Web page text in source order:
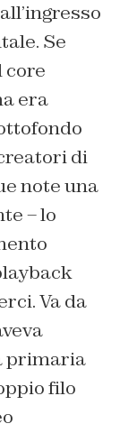
Se
core
era
di
note una
– lo
Va da
primaria
filo